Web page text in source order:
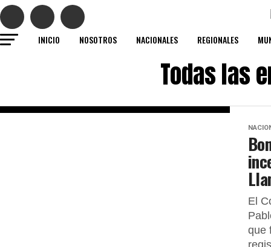
INICIO NOSOTROS NACIONALES REGIONALES
Todas las
El
que